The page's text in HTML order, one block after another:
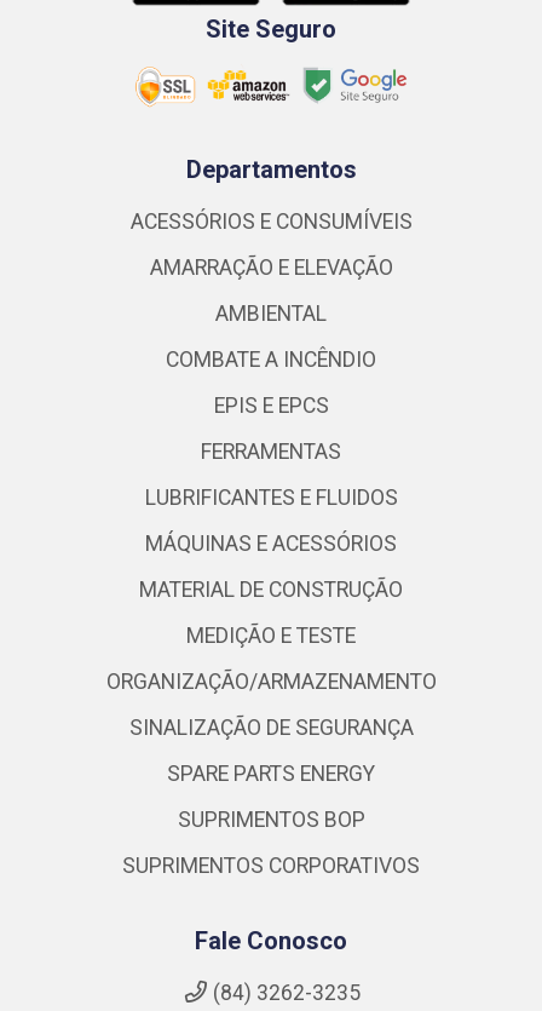
Site Seguro
Departamentos
ACESSÓRIOS E CONSUMÍVEIS
AMARRAÇÃO E ELEVAÇÃO
AMBIENTAL
COMBATE A INCÊNDIO
EPIS E EPCS
FERRAMENTAS
LUBRIFICANTES E FLUIDOS
MÁQUINAS E ACESSÓRIOS
MATERIAL DE CONSTRUÇÃO
MEDIÇÃO E TESTE
ORGANIZAÇÃO/ARMAZENAMENTO
SINALIZAÇÃO DE SEGURANÇA
SPARE PARTS ENERGY
SUPRIMENTOS BOP
SUPRIMENTOS CORPORATIVOS
Fale Conosco
(84) 3262-3235